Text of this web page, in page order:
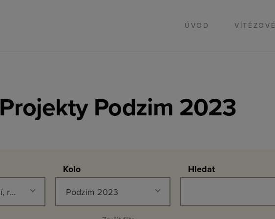
ÚVOD VÍTĚZOVÉ
Projekty Podzim 2023
Životní prostředí, rozvoj regionů a ochrana zvířat
Kolo
Podzim 2023
Hledat